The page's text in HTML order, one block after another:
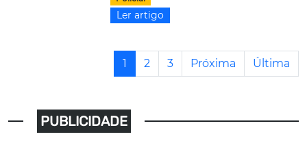
Ler artigo
1 2 3 Próxima Última
PUBLICIDADE